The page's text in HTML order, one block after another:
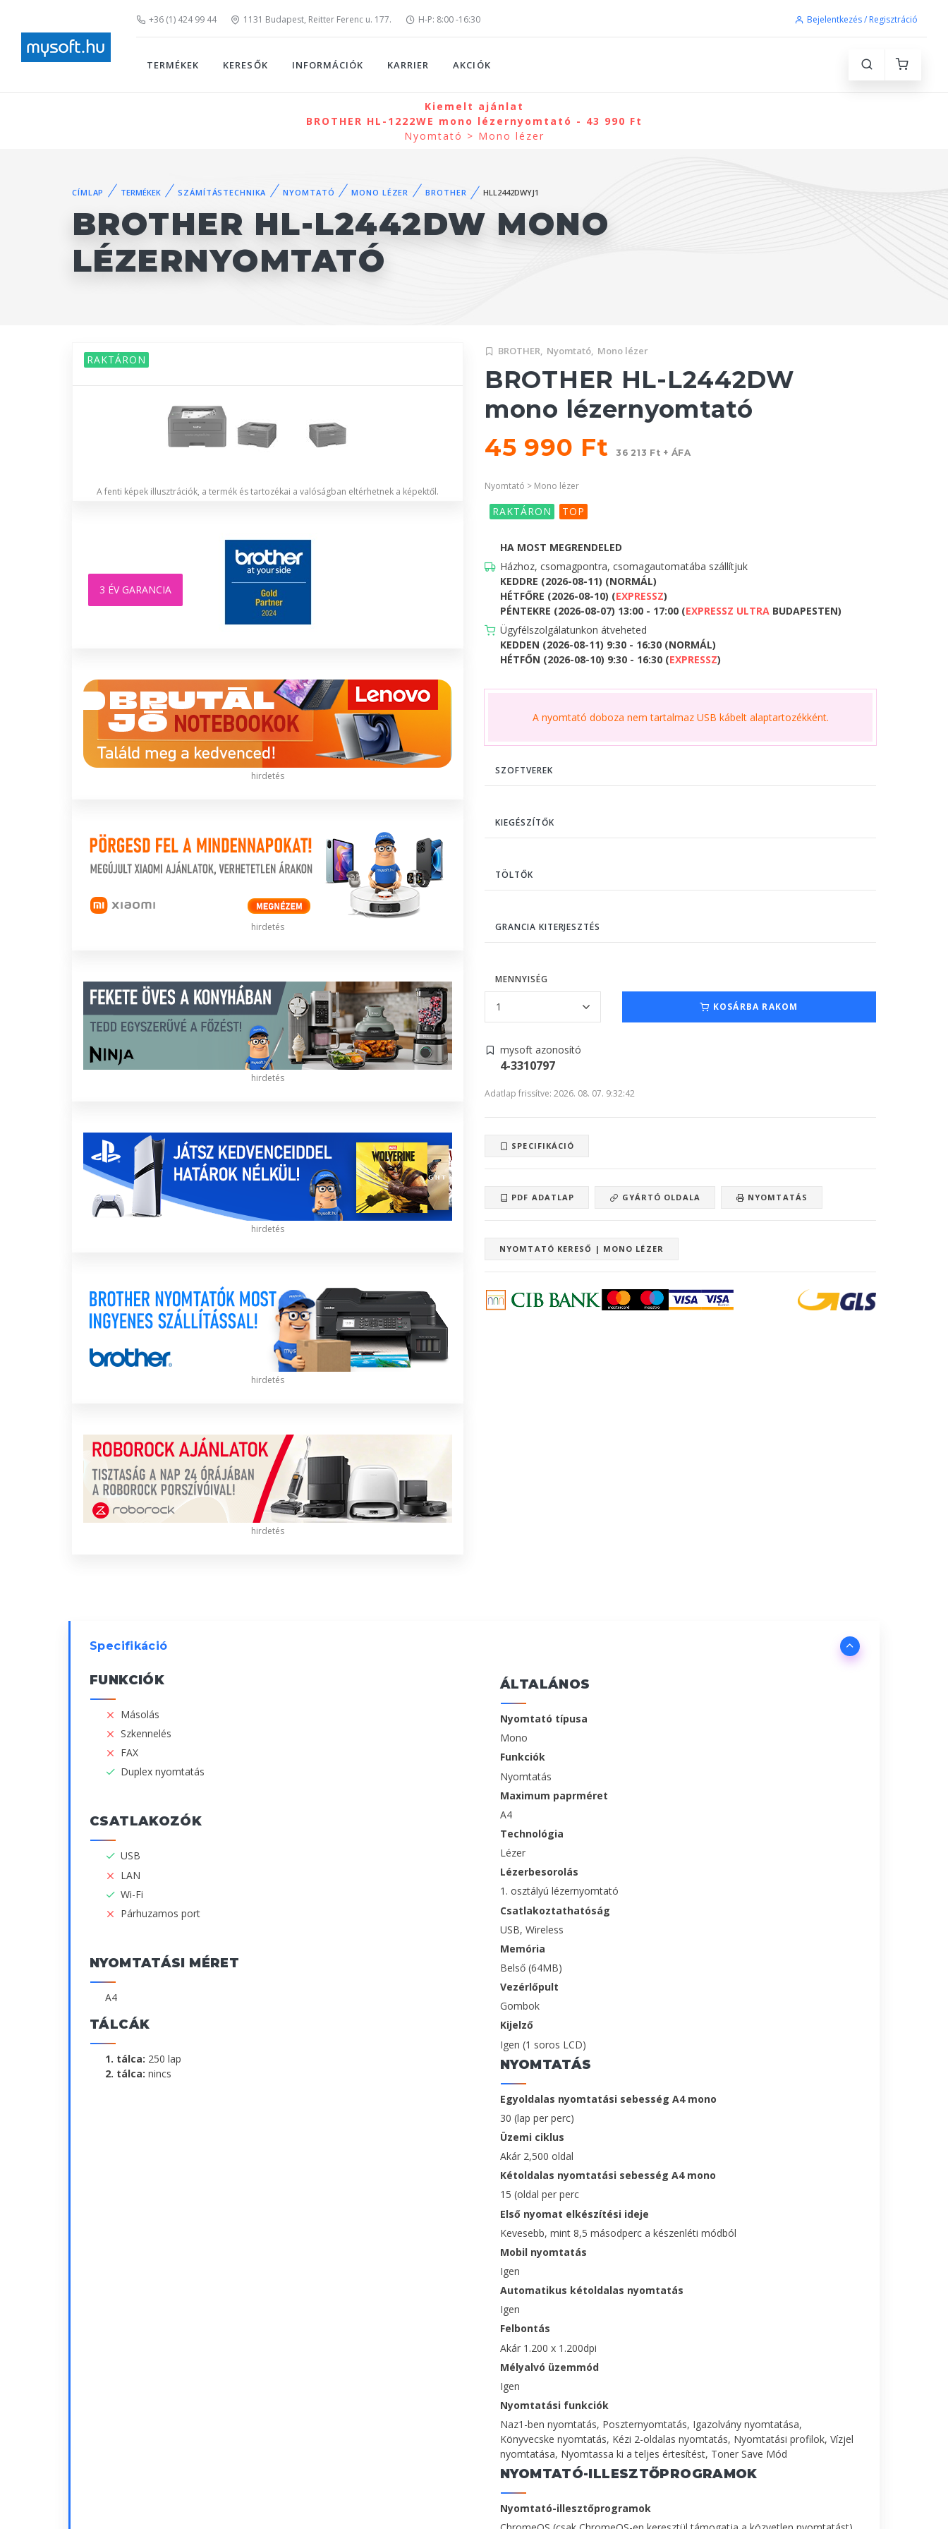
+36 (1) 424 99 44 1131 Budapest, Reitter Ferenc u. 177. H-P: 8:00 -16:30 Bejelentkezés / Regisztráció
TERMÉKEK KERESŐK INFORMÁCIÓK KARRIER AKCIÓK
Kiemelt ajánlat
BROTHER HL-1222WE mono lézernyomtató - 43 990 Ft
Nyomtató > Mono lézer
CÍMLAP TERMÉKEK SZÁMÍTÁSTECHNIKA NYOMTATÓ MONO LÉZER BROTHER HLL2442DWYJ1
BROTHER HL-L2442DW MONO
LÉZERNYOMTATÓ
RAKTÁRON
3 ÉV GARANCIA
A fenti képek illusztrációk, a termék és tartozékai a valóságban eltérhetnek a képektől.
hirdetés
hirdetés
hirdetés
hirdetés
hirdetés
hirdetés
BROTHER, Nyomtató, Mono lézer
BROTHER HL-L2442DW
mono lézernyomtató
45 990 Ft
36 213 Ft + ÁFA
Nyomtató > Mono lézer
RAKTÁRON TOP
HA MOST MEGRENDELED
Házhoz, csomagpontra, csomagautomatába szállítjuk
KEDDRE (2026-08-11) (NORMÁL)
HÉTFŐRE (2026-08-10) (EXPRESSZ)
PÉNTEKRE (2026-08-07) 13:00 - 17:00 (EXPRESSZ ULTRA BUDAPESTEN)
Ügyfélszolgálatunkon átveheted
KEDDEN (2026-08-11) 9:30 - 16:30 (NORMÁL)
HÉTFŐN (2026-08-10) 9:30 - 16:30 (EXPRESSZ)
A nyomtató doboza nem tartalmaz USB kábelt alaptartozékként.
SZOFTVEREK
KIEGÉSZÍTŐK
TÖLTŐK
GRANCIA KITERJESZTÉS
MENNYISÉG
KOSÁRBA RAKOM
mysoft azonosító
4-3310797
Adatlap frissítve: 2026. 08. 07. 9:32:42
SPECIFIKÁCIÓ
PDF ADATLAP GYÁRTÓ OLDALA NYOMTATÁS
NYOMTATÓ KERESŐ | MONO LÉZER
Specifikáció
FUNKCIÓK
Másolás
Szkennelés
FAX
Duplex nyomtatás
CSATLAKOZÓK
USB
LAN
Wi-Fi
Párhuzamos port
NYOMTATÁSI MÉRET
A4
TÁLCÁK
1. tálca: 250 lap
2. tálca: nincs
ÁLTALÁNOS
Nyomtató típusa
Mono
Funkciók
Nyomtatás
Maximum paprméret
A4
Technológia
Lézer
Lézerbesorolás
1. osztályú lézernyomtató
Csatlakoztathatóság
USB, Wireless
Memória
Belső (64MB)
Vezérlőpult
Gombok
Kijelző
Igen (1 soros LCD)
NYOMTATÁS
Egyoldalas nyomtatási sebesség A4 mono
30 (lap per perc)
Üzemi ciklus
Akár 2,500 oldal
Kétoldalas nyomtatási sebesség A4 mono
15 (oldal per perc
Első nyomat elkészítési ideje
Kevesebb, mint 8,5 másodperc a készenléti módból
Mobil nyomtatás
Igen
Automatikus kétoldalas nyomtatás
Igen
Felbontás
Akár 1.200 x 1.200dpi
Mélyalvó üzemmód
Igen
Nyomtatási funkciók
Naz1-ben nyomtatás, Poszternyomtatás, Igazolvány nyomtatása,
Könyvecske nyomtatás, Kézi 2-oldalas nyomtatás, Nyomtatási profilok, Vízjel
nyomtatása, Nyomtassa ki a teljes értesítést, Toner Save Mód
NYOMTATÓ-ILLESZTŐPROGRAMOK
Nyomtató-illesztőprogramok